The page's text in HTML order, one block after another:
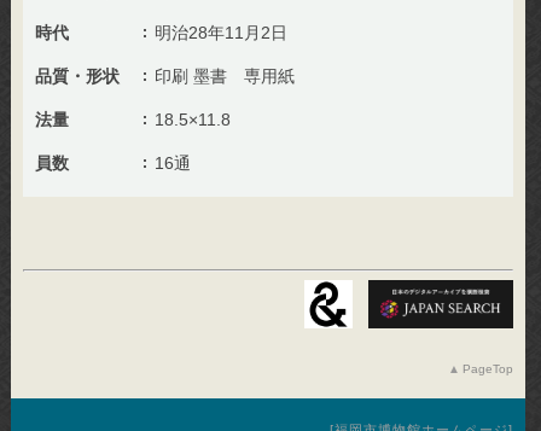
時代 明治28年11月2日
品質・形状 印刷 墨書 専用紙
法量 18.5×11.8
員数 16通
PageTop